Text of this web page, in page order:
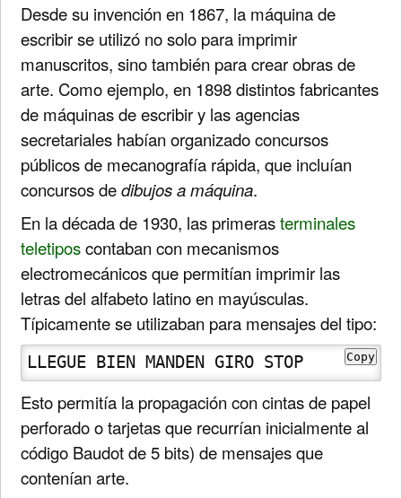
Desde su invención en 1867, la máquina de
escribir se utilizó no solo para imprimir
manuscritos, sino también para crear obras de
arte. Como ejemplo, en 1898 distintos fabricantes
de máquinas de escribir y las agencias
secretariales habían organizado concursos
públicos de mecanografía rápida, que incluían
concursos dedibujos a máquina.
En la década de 1930, las primerasterminales
teletiposcontaban con mecanismos
electromecánicos que permitían imprimir las
letras del alfabeto latino en mayúsculas.
Típicamente se utilizaban para mensajes del tipo:
LLEGUE BIEN MANDEN GIRO STOP Copy
Esto permitía la propagación con cintas de papel
perforado o tarjetas que recurrían inicialmente al
código Baudot de 5 bits) de mensajes que
contenían arte.